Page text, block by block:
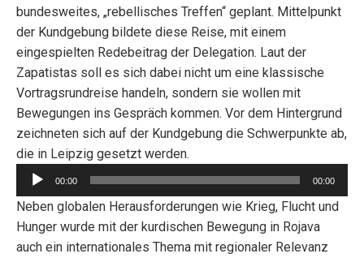
bundesweites, „rebellisches Treffen“ geplant. Mittelpunkt
der Kundgebung bildete diese Reise, mit einem
eingespielten Redebeitrag der Delegation. Laut der
Zapatistas soll es sich dabei nicht um eine klassische
Vortragsrundreise handeln, sondern sie wollen mit
Bewegungen ins Gespräch kommen. Vor dem Hintergrund
zeichneten sich auf der Kundgebung die Schwerpunkte ab,
die in Leipzig gesetzt werden.
Player
00:00 00:00
Neben globalen Herausforderungen wie Krieg, Flucht und
Hunger wurde mit der kurdischen Bewegung in Rojava
auch ein internationales Thema mit regionaler Relevanz